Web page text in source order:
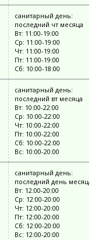
санитарный день:
последний чт месяца
Вт: 11:00-19:00
Ср: 11:00-19:00
Чт: 11:00-19:00
Пт: 11:00-19:00
Сб: 10:00-18:00
санитарный день:
последний вт месяца
Вт: 10:00-22:00
Ср: 10:00-22:00
Чт: 10:00-22:00
Пт: 10:00-22:00
Сб: 10:00-22:00
Вс: 10:00-20:00
санитарный день:
последний день месяца
Вт: 12:00-20:00
Ср: 12:00-20:00
Чт: 12:00-20:00
Пт: 12:00-20:00
Сб: 12:00-20:00
Вс: 12:00-20:00